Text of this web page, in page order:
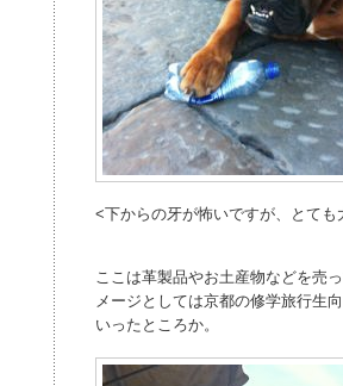
<下からの牙が怖いですが、とて
ここは革製品やお土産物などを売
メージとしては京都の修学旅行生
いったところか。